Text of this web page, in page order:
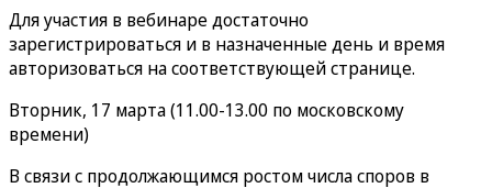
Для участия в вебинаре достаточно
зарегистрироваться и в назначенные день и время
авторизоваться на соответствующей странице.
Вторник, 17 марта (11.00-13.00 по московскому
времени)
В связи с продолжающимся ростом числа споров в